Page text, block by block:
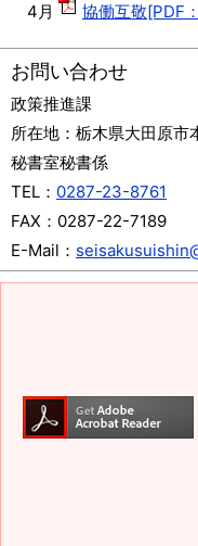
4月 協働互敬[PDF
お問い合わせ
政策推進課
所在地： 栃木県大田原市
秘書室秘書係
TEL： 0287-23-8761
FAX： 0287-22-7189
E-Mail：